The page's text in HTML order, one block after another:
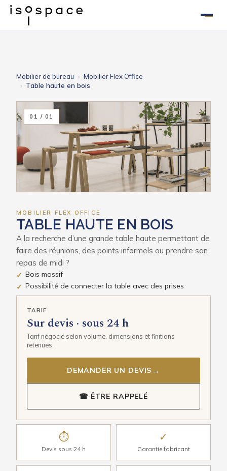
Mobilier de bureau
Mobilier Flex Office
Table haute en bois
01 / 01
MOBILIER FLEX OFFICE
TABLE HAUTE EN BOIS
A la recherche d’une grande table haute permettant de
faire des réunions, des points informels ou prendre son
repas de midi ?
✓ Bois massif
✓ Possibilité de connecter la table avec des prises
TARIF
Sur devis · sous 24 h
Tarif négocié selon volume, dimensions et finitions
retenues.
DEMANDER UN DEVIS →
☎ ÊTRE RAPPELÉ
⏱
Devis sous 24 h
✓
Garantie fabricant